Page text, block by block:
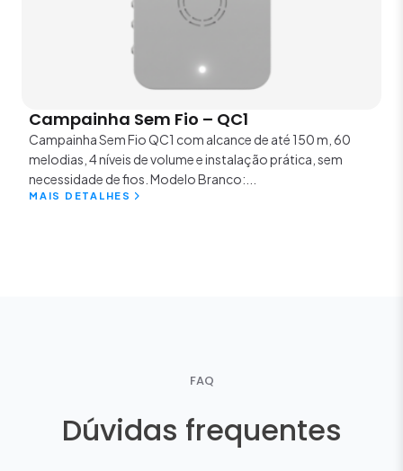
Campainha Sem Fio – QC1
Campainha Sem Fio QC1 com alcance de até 150 m, 60
melodias, 4 níveis de volume e instalação prática, sem
necessidade de fios. Modelo Branco:...
MAIS DETALHES
FAQ
Dúvidas frequentes